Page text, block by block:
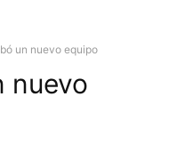
un nuevo equipo
nuevo